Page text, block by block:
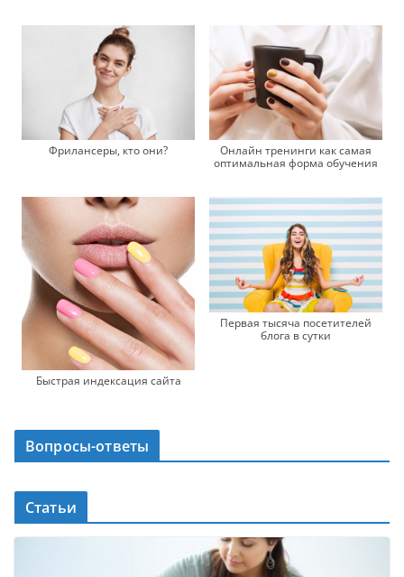
Фрилансеры, кто они?
Онлайн тренинги как самая
оптимальная форма обучения
Быстрая индексация сайта
Первая тысяча посетителей
блога в сутки
Вопросы-ответы
Статьи